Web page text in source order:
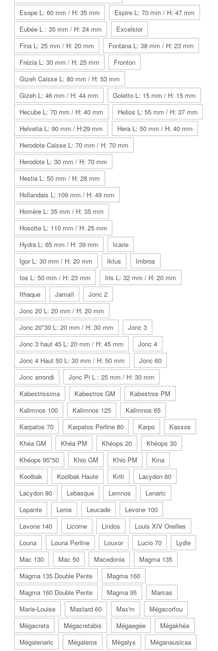
Esope L: 60 mm / H: 35 mm
Espire L: 70 mm / H: 47 mm
Eubée L : 35 mm / H: 24 mm
Excelsior
Fina L: 25 mm / H: 20 mm
Fontana L: 38 mm / H: 23 mm
Frézia L: 30 mm / H: 25 mm
Fronton
Gizeh Caisse L: 80 mm / H: 53 mm
Gizeh L: 46 mm / H: 44 mm
Goletto L: 15 mm / H: 15 mm
Hecube L: 70 mm / H: 40 mm
Helios L: 55 mm / H: 37 mm
Helvetia L: 90 mm / H:29 mm
Hera L: 50 mm / H: 40 mm
Herodote Caisse L: 70 mm / H: 70 mm
Herodote L: 30 mm / H: 70 mm
Hestia L: 50 mm / H: 28 mm
Hollandais L: 109 mm / H: 49 mm
Homère L: 35 mm / H: 35 mm
Hosotte L: 110 mm / H: 25 mm
Hydra L: 65 mm / H: 39 mm
Icarie
Igor L: 30 mm / H: 20 mm
Iktus
Imbros
Ios L: 50 mm / H: 23 mm
Iris L: 32 mm / H: 20 mm
Ithaque
Jamaïl
Jonc 2
Jonc 20 L: 20 mm / H: 20 mm
Jonc 20*30 L: 20 mm / H: 30 mm
Jonc 3
Jonc 3 haut 45 L: 20 mm / H: 45 mm
Jonc 4
Jonc 4 Haut 50 L: 30 mm / H: 50 mm
Jonc 60
Jonc arrondi
Jonc Pi L : 25 mm / H: 30 mm
Kabestrissima
Kabestros GM
Kabestros PM
Kalimnos 100
Kalimnos 125
Kalimnos 65
Karpatos 70
Karpatos Perline 80 Karpo
Kassos
Khéa GM
Khéa PM Khéops 20
Khéops 30
Khéops 95*50
Khio GM Khio PM
Kina
Koolbak
Koolbak Haute Kriti
Lacydon 60
Lacydon 80
Lebasque Lemnos
Lenaric
Lepante
Leros Leucade
Levone 100
Levone 140
Licorne Lindos
Louis XIV Oreilles
Louna
Louna Perline Louxor Lucio 70
Lydie
Mac 130
Mac 50 Macedonia
Magma 135
Magma 135 Double Pente
Magma 160
Magma 160 Double Pente
Magma 95
Marcas
Marie-Louise
Mastard 60 Max'm
Mégacorfou
Mégacreta
Mégacretabis Mégaegée
Mégakhéa
Mégalenaric
Mégaleros Mégalys
Méganausicaa